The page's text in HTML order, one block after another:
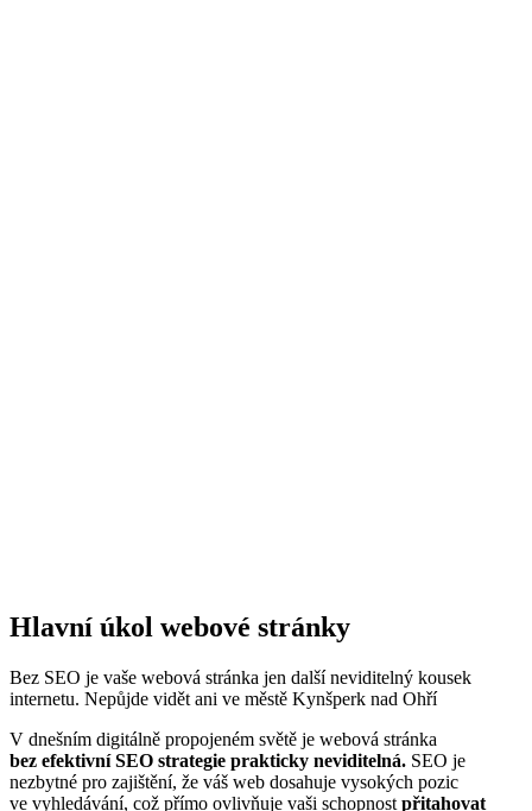
Hlavní úkol webové stránky​
Bez SEO je vaše webová stránka jen další neviditelný kousek
internetu. Nepůjde vidět ani ve městě Kynšperk nad Ohří
V dnešním digitálně propojeném světě je webová stránka
bez efektivní SEO strategie prakticky neviditelná. SEO je
nezbytné pro zajištění, že váš web dosahuje vysokých pozic
ve vyhledávání, což přímo ovlivňuje vaši schopnost přitahovat